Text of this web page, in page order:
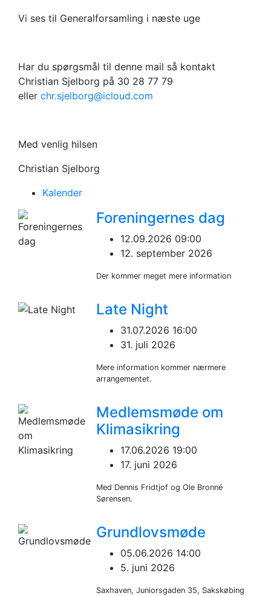
Vi ses til Generalforsamling i næste uge
Har du spørgsmål til denne mail så kontakt
Christian Sjelborg på 30 28 77 79
eller chr.sjelborg@icloud.com
Med venlig hilsen
Christian Sjelborg
Kalender
Foreningernes dag
12.09.2026 09:00
12. september 2026
Der kommer meget mere information
Late Night
31.07.2026 16:00
31. juli 2026
Mere information kommer nærmere
arrangementet.
Medlemsmøde om
Klimasikring
17.06.2026 19:00
17. juni 2026
Med Dennis Fridtjof og Ole Bronné
Sørensen.
Grundlovsmøde
05.06.2026 14:00
5. juni 2026
Saxhaven, Juniorsgaden 35, Sakskøbing